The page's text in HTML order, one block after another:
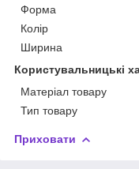
Форма
Колір
Ширина
Користувальницькі
Матеріал товару
Тип товару
Приховати